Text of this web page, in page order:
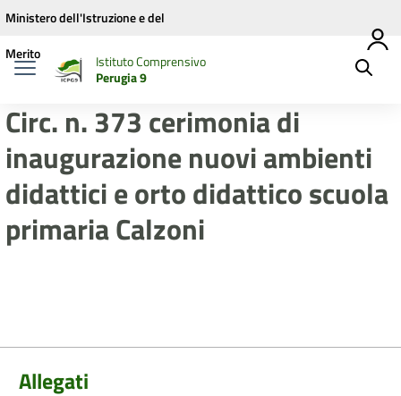
Vai ai contenuti
Vai al menu di navigazione
Vai al footer
Ministero dell'Istruzione e del
Merito
Istituto Comprensivo
Perugia 9
Circ. n. 373 cerimonia di
inaugurazione nuovi ambienti
didattici e orto didattico scuola
primaria Calzoni
Allegati